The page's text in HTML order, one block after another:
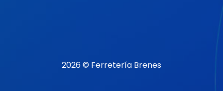
2026 © Ferretería Brenes